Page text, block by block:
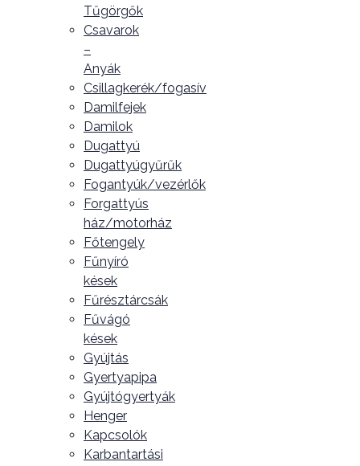
Tűgörgők
Csavarok
–
Anyák
Csillagkerék/fogasív
Damilfejek
Damilok
Dugattyú
Dugattyúgyűrűk
Fogantyúk/vezérlők
Forgattyús
ház/motorház
Főtengely
Fűnyíró
kések
Fűrésztárcsák
Fűvágó
kések
Gyújtás
Gyertyapipa
Gyújtógyertyák
Henger
Kapcsolók
Karbantartási